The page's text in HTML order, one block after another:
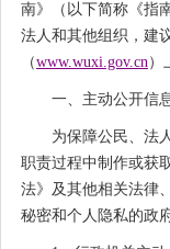
南》（以下简称《指
法人和其他组织，建
（www.wuxi.gov.cn）
一、主动公开信
为保障公民、法人
职责过程中制作或获
法》及其他相关法律
秘密和个人隐私的政